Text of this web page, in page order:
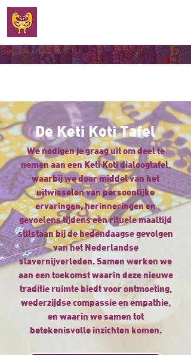
De Keti Koti Tafel
We nodigen je graag uit om deel te
nemen aan een Keti Koti dialoogtafel,
waarbij we door middel van het
uitwisselen van persoonlijke
ervaringen, herinneringen en
gevoelens tijdens een rituele maaltijd
stilstaan bij de hedendaagse gevolgen
van het Nederlandse
slavernijverleden. Samen werken we
aan een toekomst waarin deze nieuwe
traditie ruimte biedt voor ontmoeting,
wederzijdse compassie en empathie,
en waarin we samen tot
betekenisvolle inzichten komen.